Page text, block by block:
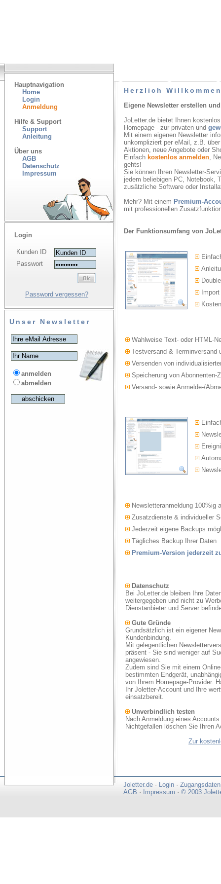
Hauptnavigation
Home
Login
Anmeldung
Hilfe & Support
Support
Anleitung
Über uns
AGB
Datenschutz
Impressum
Login
Kunden ID
Passwort
Password vergessen?
Unser Newsletter
anmelden
abmelden
Herzlich
Eigene Newsletter erstellen
JoLetter.de bietet Ihnen
Homepage - zur privaten und
Mit einem eigenen Newsletter
unkompliziert per eMail, z.B.
Aktionen, neue Angebote oder
Einfach kostenlos anmelden,
gehts!
Sie können Ihren Newsletter-
jedem beliebigen PC, Notebook,
zusätzliche Software oder
Mehr? Mit einem Premium-
mit professionellen
Der Funktionsumfang von
Wahlweise Text- oder HTML-
Testversand & Terminversand
Versenden von
Speicherung von Abonnenten-
Versand- sowie Anmelde-/
Newsletteranmeldung 100%ig
Zusatzdienste & individueller
Jederzeit eigene Backups
Tägliches Backup Ihrer Daten
Premium-Version jederzeit
Datenschutz
Bei JoLetter.de bleiben Ihre
weitergegeben und nicht zu
Dienstanbieter und Server
Gute Gründe
Grundsätzlich ist ein eigener
Kundenbindung.
Mit gelegentlichen
präsent - Sie sind weniger auf
angewiesen.
Zudem sind Sie mit einem
bestimmten Endgerät,
von Ihrem Homepage-Provider.
Ihr Joletter-Account und Ihre
einsatzbereit.
Unverbindlich testen
Nach Anmeldung eines
Nichtgefallen löschen Sie Ihren
Zur
Joletter.de · Login · Zugangsdaten
AGB · Impressum · © 2003